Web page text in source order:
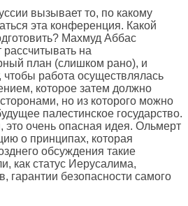
вызывает то, по какому
эта конференция. Какой
Махмуд Аббас
рассчитывать на
план (слишком рано), и
чтобы работа осуществлялась
которое затем должно
но из которого можно
палестинское государство.
это очень опасная идея. Ольмерт
о принципах, которая
обсуждения такие
как статус Иерусалима,
гарантии безопасности самого